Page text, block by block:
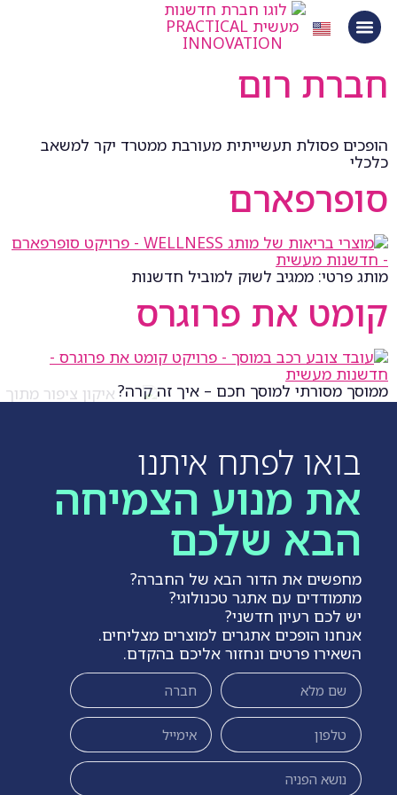
לתוכן
חברת רום
הופכים פסולת תעשייתית מעורבת ממטרד יקר למשאב
כלכלי
סופרפארם
מותג פרטי: ממגיב לשוק למוביל חדשנות
קומט את פרוגרס
ממוסך מסורתי למוסך חכם – איך זה קרה?
בואו לפתח איתנו
את מנוע הצמיחה
הבא שלכם
מחפשים את הדור הבא של החברה?
מתמודדים עם אתגר טכנולוגי?
יש לכם רעיון חדשני?
אנחנו הופכים אתגרים למוצרים מצליחים.
השאירו פרטים ונחזור אליכם בהקדם.